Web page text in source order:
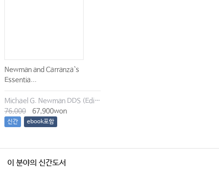
Newman and Carranza`s
Essentia...
Michael G. Newman DDS (Editor), Irina Dragan (Editor), Satheesh Elangovan BDS DSc DMSc (Editor), Archana K. Karan (Editor)
76,000
67,900won
신간 ebook포함
이 분야의 신간도서